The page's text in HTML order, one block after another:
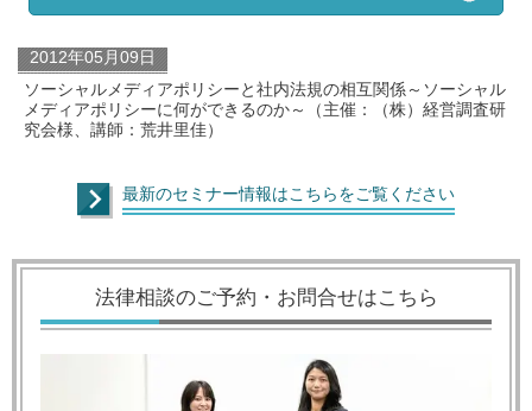
2012年05月09日
ソーシャルメディアポリシーと社内法規の相互関係～ソーシャル
メディアポリシーに何ができるのか～（主催：（株）経営調査研
究会様、講師：荒井里佳）
最新のセミナー情報はこちらをご覧ください
法律相談のご予約・お問合せはこちら